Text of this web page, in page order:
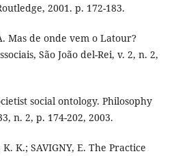
2001. p. 172-183.
Mas de onde vem o Latour?
São João del-Rei, v. 2, n. 2,
social ontology. Philosophy
n. 2, p. 174-202, 2003.
K.; SAVIGNY, E. The Practice